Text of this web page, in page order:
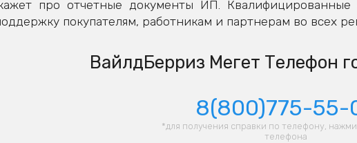
про отчетные документы ИП.
покупателям, работникам и партнерам во всех
ВайлдБерриз Мегет Телефон
8(800)775-55-
*для получения справки по телефону,
телефона